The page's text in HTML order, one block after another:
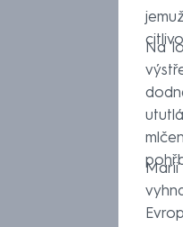
Na
Marii